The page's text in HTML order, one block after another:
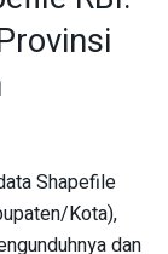
Shapefile
Kota),
dan